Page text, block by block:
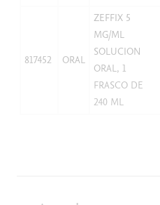
817452 ORAL
ZEFFIX 5
MG/ML
SOLUCION
ORAL, 1
FRASCO DE
240 ML